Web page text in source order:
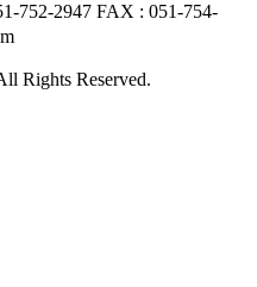
752-2947 FAX : 051-754-
Rights Reserved.